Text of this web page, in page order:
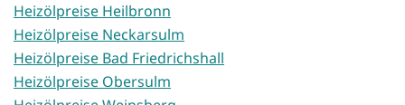
Heizölpreise Heilbronn
Heizölpreise Neckarsulm
Heizölpreise Bad Friedrichshall
Heizölpreise Obersulm